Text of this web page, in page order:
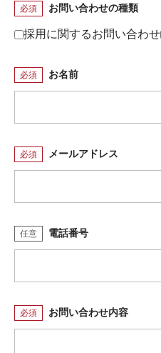
必須 お問い合わせの種類
採用に関するお問い合わせ
必須 お名前
必須 メールアドレス
任意 電話番号
必須 お問い合わせ内容